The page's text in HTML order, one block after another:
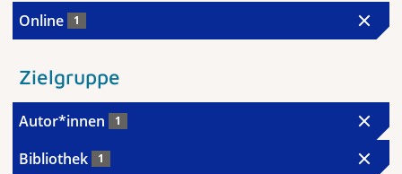
Online 1
Zielgruppe
Autor*innen 1
Bibliothek 1